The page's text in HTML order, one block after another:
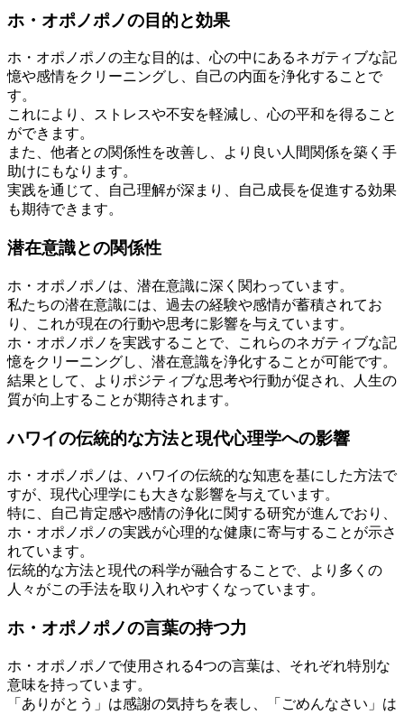
ホ・オポノポノの目的と効果
ホ・オポノポノの主な目的は、心の中にあるネガティブな記
憶や感情をクリーニングし、自己の内面を浄化することで
す。
これにより、ストレスや不安を軽減し、心の平和を得ること
ができます。
また、他者との関係性を改善し、より良い人間関係を築く手
助けにもなります。
実践を通じて、自己理解が深まり、自己成長を促進する効果
も期待できます。
潜在意識との関係性
ホ・オポノポノは、潜在意識に深く関わっています。
私たちの潜在意識には、過去の経験や感情が蓄積されてお
り、これが現在の行動や思考に影響を与えています。
ホ・オポノポノを実践することで、これらのネガティブな記
憶をクリーニングし、潜在意識を浄化することが可能です。
結果として、よりポジティブな思考や行動が促され、人生の
質が向上することが期待されます。
ハワイの伝統的な方法と現代心理学への影響
ホ・オポノポノは、ハワイの伝統的な知恵を基にした方法で
すが、現代心理学にも大きな影響を与えています。
特に、自己肯定感や感情の浄化に関する研究が進んでおり、
ホ・オポノポノの実践が心理的な健康に寄与することが示さ
れています。
伝統的な方法と現代の科学が融合することで、より多くの
人々がこの手法を取り入れやすくなっています。
ホ・オポノポノの言葉の持つ力
ホ・オポノポノで使用される4つの言葉は、それぞれ特別な
意味を持っています。
「ありがとう」は感謝の気持ちを表し、「ごめんなさい」は